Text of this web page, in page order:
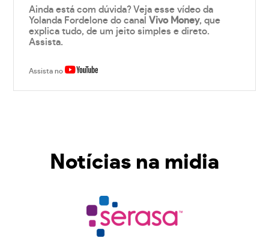
Ainda está com dúvida? Veja esse vídeo da
Yolanda Fordelone do canalVivo Money, que
explica tudo, de um jeito simples e direto.
Assista.
Assista no
Notícias na midia